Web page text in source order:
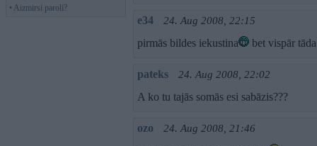
• Aizmirsi paroli?
e34 24. Aug 2008, 22:15
pirmās bildes iekustina bet vispār
pateks 24. Aug 2008, 22:02
A ko tu tajās somās esi sabāzis???
ozo 24. Aug 2008, 21:46